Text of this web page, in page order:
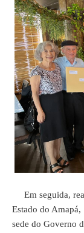
Em seguida,
Estado do
sede do Governo